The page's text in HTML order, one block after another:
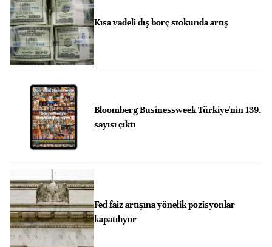
Kısa vadeli dış borç stokunda artış
Bloomberg Businessweek Türkiye'nin 139.
sayısı çıktı
Fed faiz artışına yönelik pozisyonlar
kapatılıyor